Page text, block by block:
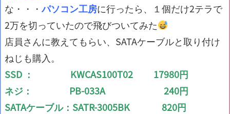
な・・・パソコン工房に行ったら、１個だけ2テラで
2万を切っていたので飛びついてみた
店員さんに教えてもらい、SATAケーブルと取り付け
ねじも購入。
SSD ： KWCAS100T02 17980円
ネジ： PB-033A 240円
SATAケーブル：SATR-3005BK 820円